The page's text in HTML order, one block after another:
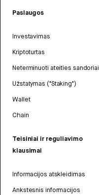
Paslaugos
Investavimas
Kriptoturtas
Neterminuoti ateities sandoriai
Užstatymas ("Staking")
Wallet
Chain
Teisiniai ir reguliavimo
klausimai
Informacijos atskleidimas
Ankstesnis informacijos